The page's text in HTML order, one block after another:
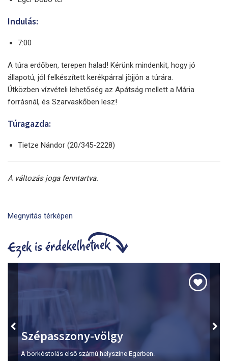
Indulás:
7:00
A túra erdőben, terepen halad! Kérünk mindenkit, hogy jó
állapotú, jól felkészített kerékpárral jöjjön a túrára.
Útközben vízvételi lehetőség az Apátság mellett a Mária
forrásnál, és Szarvaskőben lesz!
Túragazda:
Tietze Nándor (20/345-2228)
A változás joga fenntartva.
Megnyitás térképen
Szépasszony-völgy
A borkóstolás első számú helyszíne Egerben.